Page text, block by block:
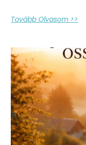
Tovább Olvasom >>